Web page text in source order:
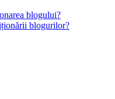
blogului?
blogurilor?